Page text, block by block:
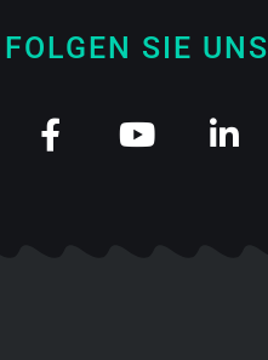
FOLGEN SIE UNS